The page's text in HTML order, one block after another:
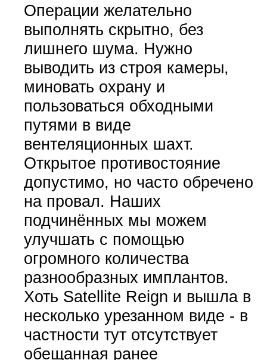
Операции желательно
выполнять скрытно, без
лишнего шума. Нужно
выводить из строя камеры,
миновать охрану и
пользоваться обходными
путями в виде
вентеляционных шахт.
Открытое противостояние
допустимо, но часто обречено
на провал. Наших
подчинённых мы можем
улучшать с помощью
огромного количества
разнообразных имплантов.
Хоть Satellite Reign и вышла в
несколько урезанном виде - в
частности тут отсутствует
обещанная ранее